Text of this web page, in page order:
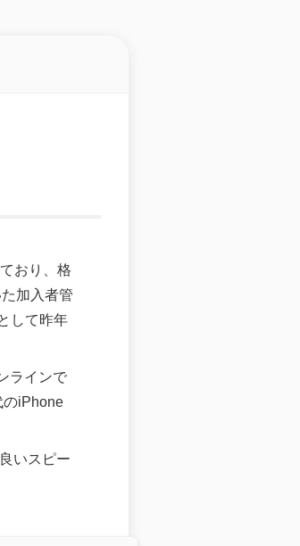
おり、格
加入者管
して昨年
ラインで
のiPhone
いスピー